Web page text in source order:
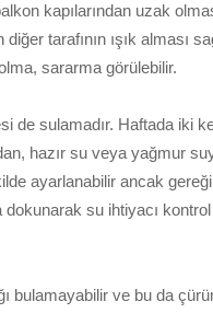
kapılarından uzak
tarafının ışık alması
sararma görülebilir.
de sulamadır. Haftada iki
hazır su veya yağmur
ayarlanabilir ancak
su ihtiyacı
bulamayabilir ve bu da